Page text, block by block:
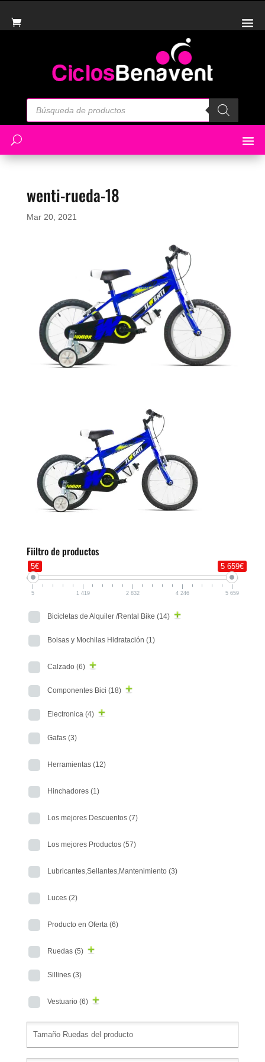
Búsqueda
de
wenti-rueda-18
Mar 20, 2021
Fiiltro de productos
5€ 5 659€
5 1 419 2 832 4 246 5 659
Bicicletas de Alquiler /Rental Bike (14)
Bolsas y Mochilas Hidratación (1)
Calzado (6)
Componentes Bici (18)
Electronica (4)
Gafas (3)
Herramientas (12)
Hinchadores (1)
Los mejores Descuentos (7)
Los mejores Productos (57)
Lubricantes,Sellantes,Mantenimiento (3)
Luces (2)
Producto en Oferta (6)
Ruedas (5)
Sillines (3)
Vestuario (6)